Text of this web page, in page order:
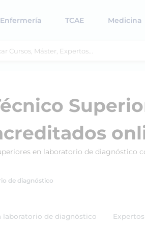
Enfermería TCAE Medicina
en laboratorio de
de diagnóstico
laboratorio de diagnóstico